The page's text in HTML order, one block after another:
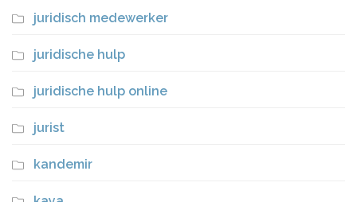
juridisch medewerker
juridische hulp
juridische hulp online
jurist
kandemir